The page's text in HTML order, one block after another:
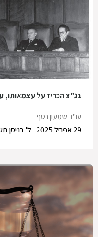
בג"צ הכריז על עצמאותו,
עו"ד שמעון נטף
ל' בניסן
29 אפריל 2025